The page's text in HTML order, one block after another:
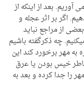
بعد از اینکه از
اگر بر اثر عجله و
از مراجع نباید
چه ذکرگفته باشیم
به مهر برخورد کند این
خیس بودن یا عرق
را جدا کرده و بعد به